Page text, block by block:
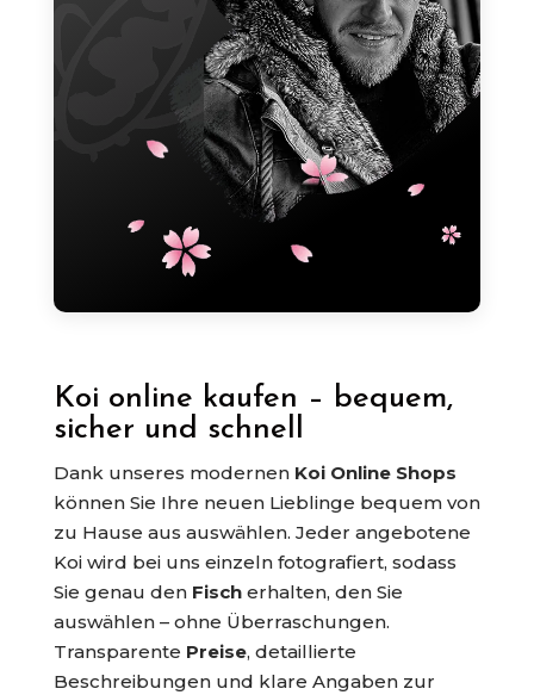
Koi online kaufen – bequem,
sicher und schnell
Dank unseres modernen Koi Online Shops
können Sie Ihre neuen Lieblinge bequem von
zu Hause aus auswählen. Jeder angebotene
Koi wird bei uns einzeln fotografiert, sodass
Sie genau den Fischerhalten, den Sie
auswählen – ohne Überraschungen.
Transparente Preise, detaillierte
Beschreibungen und klare Angaben zur